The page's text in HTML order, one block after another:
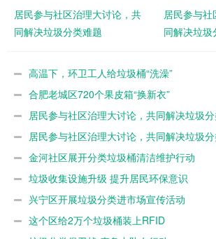
居民参与社区治理大讨论，共
同解决垃圾分类难题
居民参与
同解决垃圾
高温下，环卫工人给垃圾桶“洗澡”
合肥老城区720个果皮箱“换新衣”
居民参与社区治理大讨论，共同解决垃圾
居民参与社区治理大讨论，共同解决垃圾
金河社区展开分类垃圾桶清洁维护行动
垃圾收集设施升级 提升居民环保意识
兴宁区开展垃圾分类进市场宣传活动
这个区给2万个垃圾桶装上RFID